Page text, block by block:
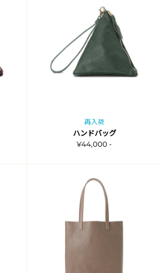
再入荷
ハンドバッグ
¥44,000 -